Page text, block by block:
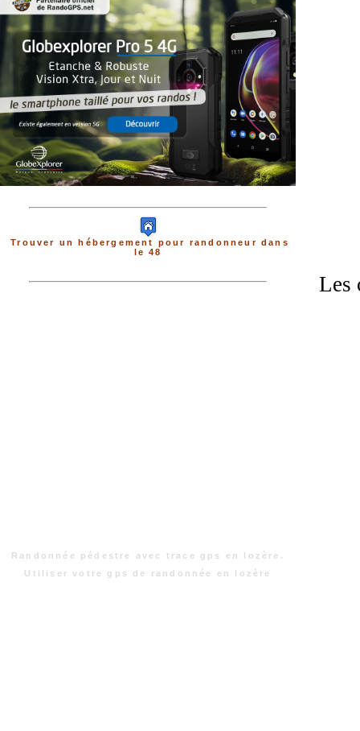
Trouver un hébergement pour randonneur dans
le 48
Randonnée pédestre avec trace gps en lozère.
Utiliser votre gps de randonnée en lozère
Les